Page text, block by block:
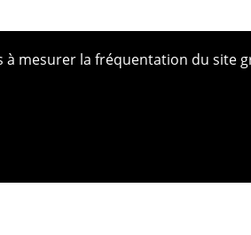
mesurer la fréquentation du site